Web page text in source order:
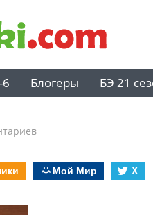
Блогеры БЭ 21
Мой Мир X